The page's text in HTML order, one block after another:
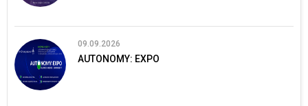
09.09.2026
AUTONOMY: EXPO